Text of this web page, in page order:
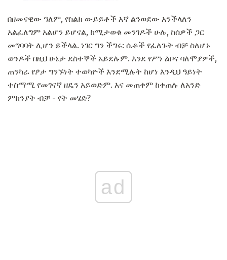
በዘመናዊው ዓለም, የስልክ ውይይቶች እኛ ልንወደው እንችላለን
አልፈለግም አልሆን ይሆናል, ከሚታወቁ መንገዶች ሁሉ, ከሰዎች ጋር
መግባባት ሊሆን ይችላል. ነገር ግን ችግሩ: ሴቶች የፈለጉት ብቻ ስለሆኑ
ወንዶች በዚህ ሁኔታ ደስተኞች አይደሉም. እንደ የሥነ ልቦና ባለሞያዎች,
ጠንካራ የፆታ ግንኙነት ተወካዮች እንደሚሉት ከሆነ እንዲህ ዓይነት
ተስማሚ የመገናኛ ዘዴን አይወድም. እና መጠቀም ከቀጠሉ ለአንድ
ምክንያት ብቻ - የት መሄድ?
ad